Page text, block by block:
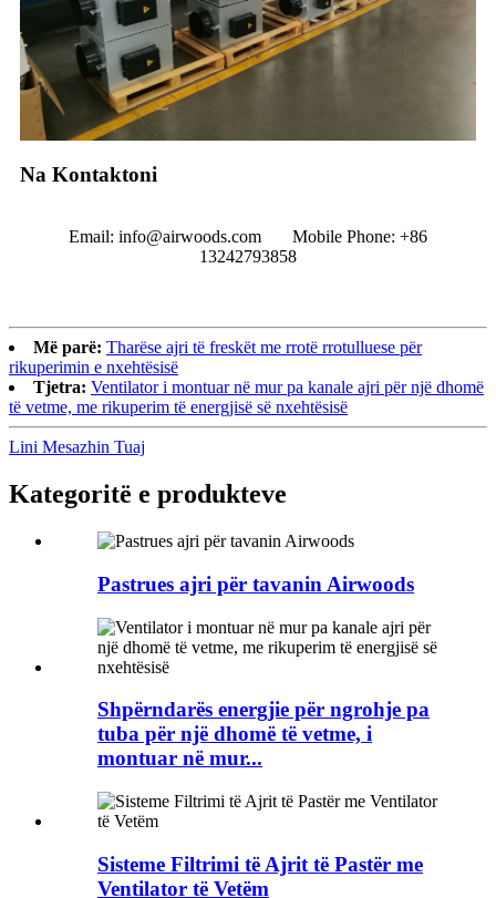
Na Kontaktoni
Email: info@airwoods.com Mobile Phone: +86
13242793858‬
Më parë: Tharëse ajri të freskët me rrotë rrotulluese për
rikuperimin e nxehtësisë
Tjetra: Ventilator i montuar në mur pa kanale ajri për një dhomë
të vetme, me rikuperim të energjisë së nxehtësisë
Lini Mesazhin Tuaj
Kategoritë e produkteve
Pastrues ajri për tavanin Airwoods
Shpërndarës energjie për ngrohje pa
tuba për një dhomë të vetme, i
montuar në mur...
Sisteme Filtrimi të Ajrit të Pastër me
Ventilator të Vetëm